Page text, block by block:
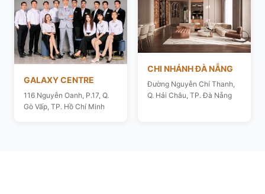
GALAXY CENTRE
116 Nguyễn Oanh, P.17, Q.
Gò Vấp, TP. Hồ Chí Minh
CHI NHÁNH ĐÀ NẴNG
Đường Nguyễn Chí Thanh,
Q. Hải Châu, TP. Đà Nẵng